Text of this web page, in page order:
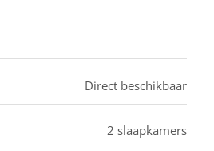
Direct beschikbaar
2 slaapkamers